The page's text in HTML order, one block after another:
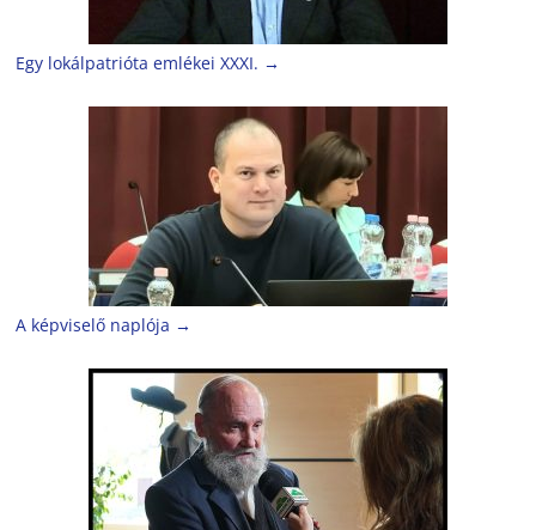
Egy lokálpatrióta emlékei XXXI. →
A képviselő naplója →